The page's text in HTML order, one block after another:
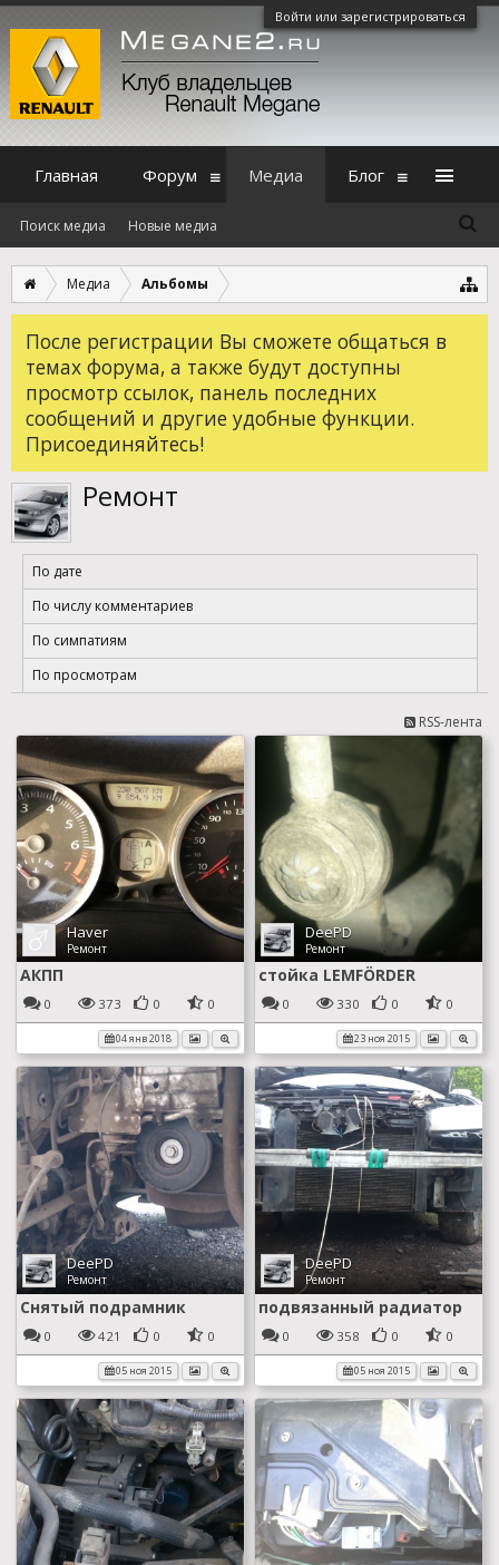
Войти или зарегистрироваться
Медиа Альбомы
После регистрации Вы сможете общаться в
темах форума, а также будут доступны
просмотр ссылок, панель последних
сообщений и другие удобные функции.
Присоединяйтесь!
Ремонт
По дате
По числу комментариев
По симпатиям
По просмотрам
RSS-лента
Haver
Ремонт
АКПП
0 373 0 0
04 янв 2018
DeePD
Ремонт
стойка LEMFÖRDER
0 330 0 0
23 ноя 2015
DeePD
Ремонт
Снятый подрамник
0 421 0 0
05 ноя 2015
DeePD
Ремонт
подвязанный радиатор
0 358 0 0
05 ноя 2015
Главная Форум Медиа
Поиск медиа Новые медиа
Блог